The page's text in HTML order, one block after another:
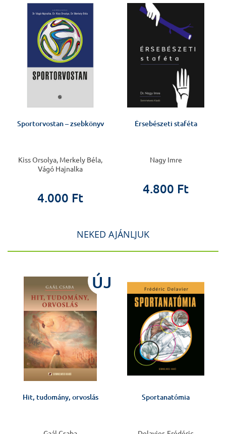
Sportorvostan – zsebkönyv
Kiss Orsolya, Merkely Béla,
Vágó Hajnalka
4.000 Ft
Érsebészeti staféta
Nagy Imre
4.800 Ft
NEKED AJÁNLJUK
ÚJ
Hit, tudomány, orvoslás Sportanatómia